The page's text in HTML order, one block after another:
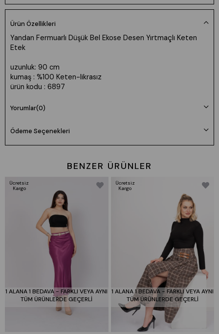
Ürün Özellikleri
Yandan Fermuarlı Düşük Bel Ekose Desen Yırtmaçlı Keten
Etek
uzunluk: 90 cm
kumaş : %100 Keten-likrasız
ürün kodu : 6897
Manken 36 Beden Boy: 165 cm Kilo: 55
Beden seçimi vücut tipine göre değişiklik gösterebilir.
Daha rahat kalıp isteyenler bir beden büyük tercih edebilir.
Yorumlar(0)
Ödeme Seçenekleri
BENZER ÜRÜNLER
1 ALANA 1 BEDAVA - FARKLI VEYA AYNI
TÜM ÜRÜNLERDE GEÇERLİ
Ücretsiz
Kargo
1 ALANA 1 BEDAVA - FARKLI VEYA AYNI
TÜM ÜRÜNLERDE GEÇERLİ
Ücretsiz
Kargo